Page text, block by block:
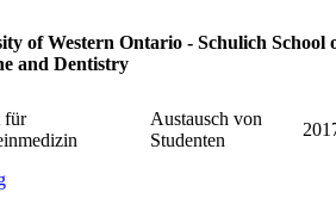
of Western Ontario - Schulich School
and Dentistry
für
Austausch von
Studenten